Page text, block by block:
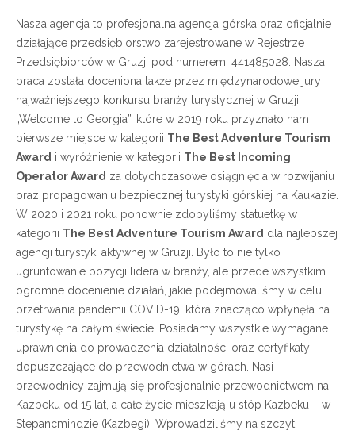
Nasza agencja to profesjonalna agencja górska oraz oficjalnie
działające przedsiębiorstwo zarejestrowane w Rejestrze
Przedsiębiorców w Gruzji pod numerem: 441485028. Nasza
praca została doceniona także przez międzynarodowe jury
najważniejszego konkursu branży turystycznej w Gruzji
„Welcome to Georgia”, które w 2019 roku przyznało nam
pierwsze miejsce w kategorii The Best Adventure Tourism
Award i wyróżnienie w kategorii The Best Incoming
Operator Award za dotychczasowe osiągnięcia w rozwijaniu
oraz propagowaniu bezpiecznej turystyki górskiej na Kaukazie.
W 2020 i 2021 roku ponownie zdobyliśmy statuetkę w
kategorii The Best Adventure Tourism Award dla najlepszej
agencji turystyki aktywnej w Gruzji. Było to nie tylko
ugruntowanie pozycji lidera w branży, ale przede wszystkim
ogromne docenienie działań, jakie podejmowaliśmy w celu
przetrwania pandemii COVID-19, która znacząco wpłynęła na
turystykę na całym świecie. Posiadamy wszystkie wymagane
uprawnienia do prowadzenia działalności oraz certyfikaty
dopuszczające do przewodnictwa w górach. Nasi
przewodnicy zajmują się profesjonalnie przewodnictwem na
Kazbeku od 15 lat, a całe życie mieszkają u stóp Kazbeku – w
Stepancmindzie (Kazbegi). Wprowadziliśmy na szczyt